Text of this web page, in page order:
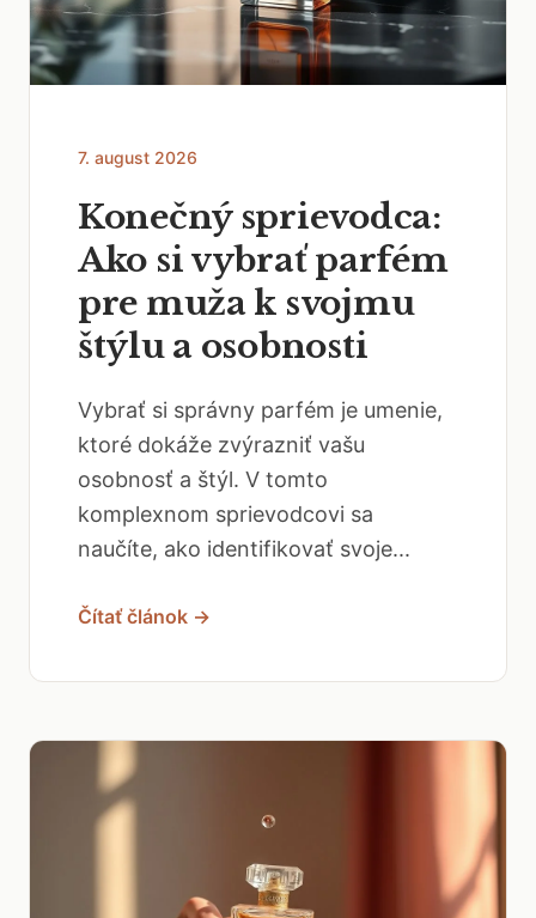
7. august 2026
Konečný sprievodca:
Ako si vybrať parfém
pre muža k svojmu
štýlu a osobnosti
Vybrať si správny parfém je umenie,
ktoré dokáže zvýrazniť vašu
osobnosť a štýl. V tomto
komplexnom sprievodcovi sa
naučíte, ako identifikovať svoje...
Čítať článok →